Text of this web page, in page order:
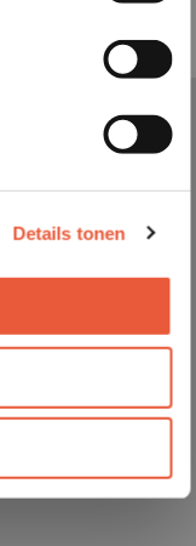
Details tonen